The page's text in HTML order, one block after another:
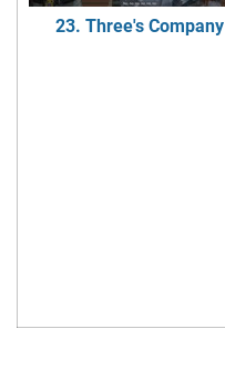
23. Three's Company